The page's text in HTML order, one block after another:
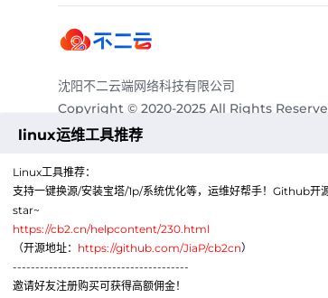
沈阳不二云端网络科技有限公司
Copyright © 2020-2025 All Rights
有
电子邮箱：
Telegram：https://t.me/a86cc
商务QQ：3515655888
公司地
址：
辽宁省沈阳市沈北新区道义北大街59-
A760
linux运维工具推荐
Linux工具推荐：
支持一键换源/安装宝塔/1p/系统优化等，运维好帮手！Github开
star~
https://cb2.cn/helpcontent/230.html
（开源地址： https://github.com/JiaP/cb2cn）
---------------------------------------
邀请好友注册购买可获得高额佣金！